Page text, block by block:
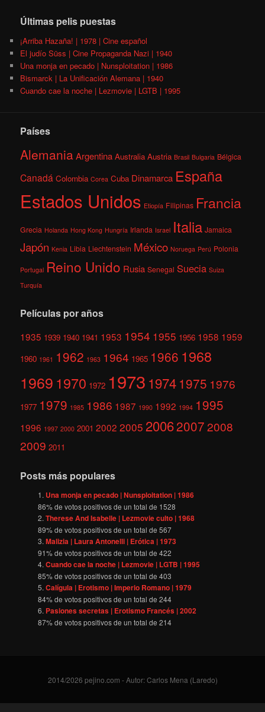
Últimas pelis puestas
¡Arriba Hazaña! | 1978 | Cine español
El judío Süss | Cine Propaganda Nazi | 1940
Una monja en pecado | Nunsploitation | 1986
Bismarck | La Unificación Alemana | 1940
Cuando cae la noche | Lezmovie | LGTB | 1995
Países
AlemaniaArgentina Australia Austria Brasil Bulgaria Bélgica
Canadá Colombia Corea Cuba Dinamarca España
Estados Unidos Etiopía Filipinas Francia
Grecia Holanda Hong Kong Hungría Irlanda Israel Italia Jamaica
Japón Kenia Libia Liechtenstein México Noruega Perú Polonia
Portugal Reino Unido Rusia Senegal Suecia Suiza
Turquía
Películas por años
1935 1939 1940 1941 1953 1954 1955 1956 1958 1959
1960 1961 1962 1963 1964 1965 1966 1968
1969 1970 1972 1973 1974 1975 1976
1977 1979 1985 1986 1987 1990 1992 1994 1995
1996 1997 2000 2001 2002 2005 200620072008
2009 2011
Posts más populares
Una monja en pecado | Nunsploitation | 1986
86% de votos positivos de un total de 1528
Therese And Isabelle | Lezmovie culto | 1968
89% de votos positivos de un total de567
Malizia | Laura Antonelli | Erótica | 1973
91% de votos positivos de un total de422
Cuando cae la noche | Lezmovie | LGTB | 1995
85% de votos positivos de un total de403
Calígula | Erotismo | Imperio Romano | 1979
84% de votos positivos de un total de244
Pasiones secretas | Erotismo Francés | 2002
87% de votos positivos de un total de214
2014/2026 pejino.com - Autor: Carlos Mena (Laredo)